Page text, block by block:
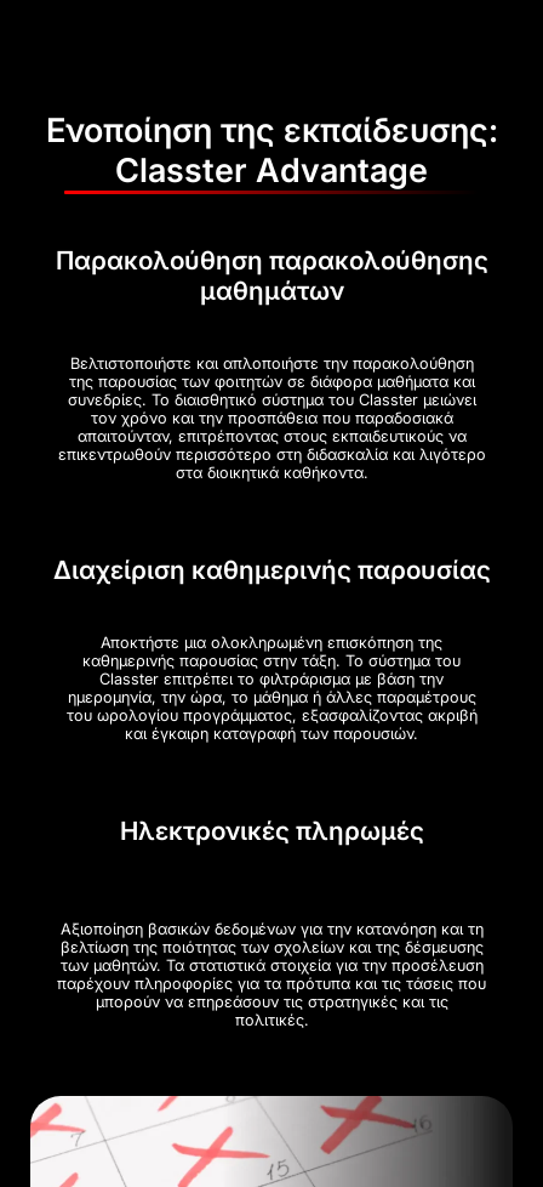
Ενοποίηση της εκπαίδευσης:
Classter Advantage
Παρακολούθηση παρακολούθησης
μαθημάτων
Βελτιστοποιήστε και απλοποιήστε την παρακολούθηση
της παρουσίας των φοιτητών σε διάφορα μαθήματα και
συνεδρίες. Το διαισθητικό σύστημα του Classter μειώνει
τον χρόνο και την προσπάθεια που παραδοσιακά
απαιτούνταν, επιτρέποντας στους εκπαιδευτικούς να
επικεντρωθούν περισσότερο στη διδασκαλία και λιγότερο
στα διοικητικά καθήκοντα.
Διαχείριση καθημερινής παρουσίας
Αποκτήστε μια ολοκληρωμένη επισκόπηση της
καθημερινής παρουσίας στην τάξη. Το σύστημα του
Classter επιτρέπει το φιλτράρισμα με βάση την
ημερομηνία, την ώρα, το μάθημα ή άλλες παραμέτρους
του ωρολογίου προγράμματος, εξασφαλίζοντας ακριβή
και έγκαιρη καταγραφή των παρουσιών.
Ηλεκτρονικές πληρωμές
Αξιοποίηση βασικών δεδομένων για την κατανόηση και τη
βελτίωση της ποιότητας των σχολείων και της δέσμευσης
των μαθητών. Τα στατιστικά στοιχεία για την προσέλευση
παρέχουν πληροφορίες για τα πρότυπα και τις τάσεις που
μπορούν να επηρεάσουν τις στρατηγικές και τις
πολιτικές.